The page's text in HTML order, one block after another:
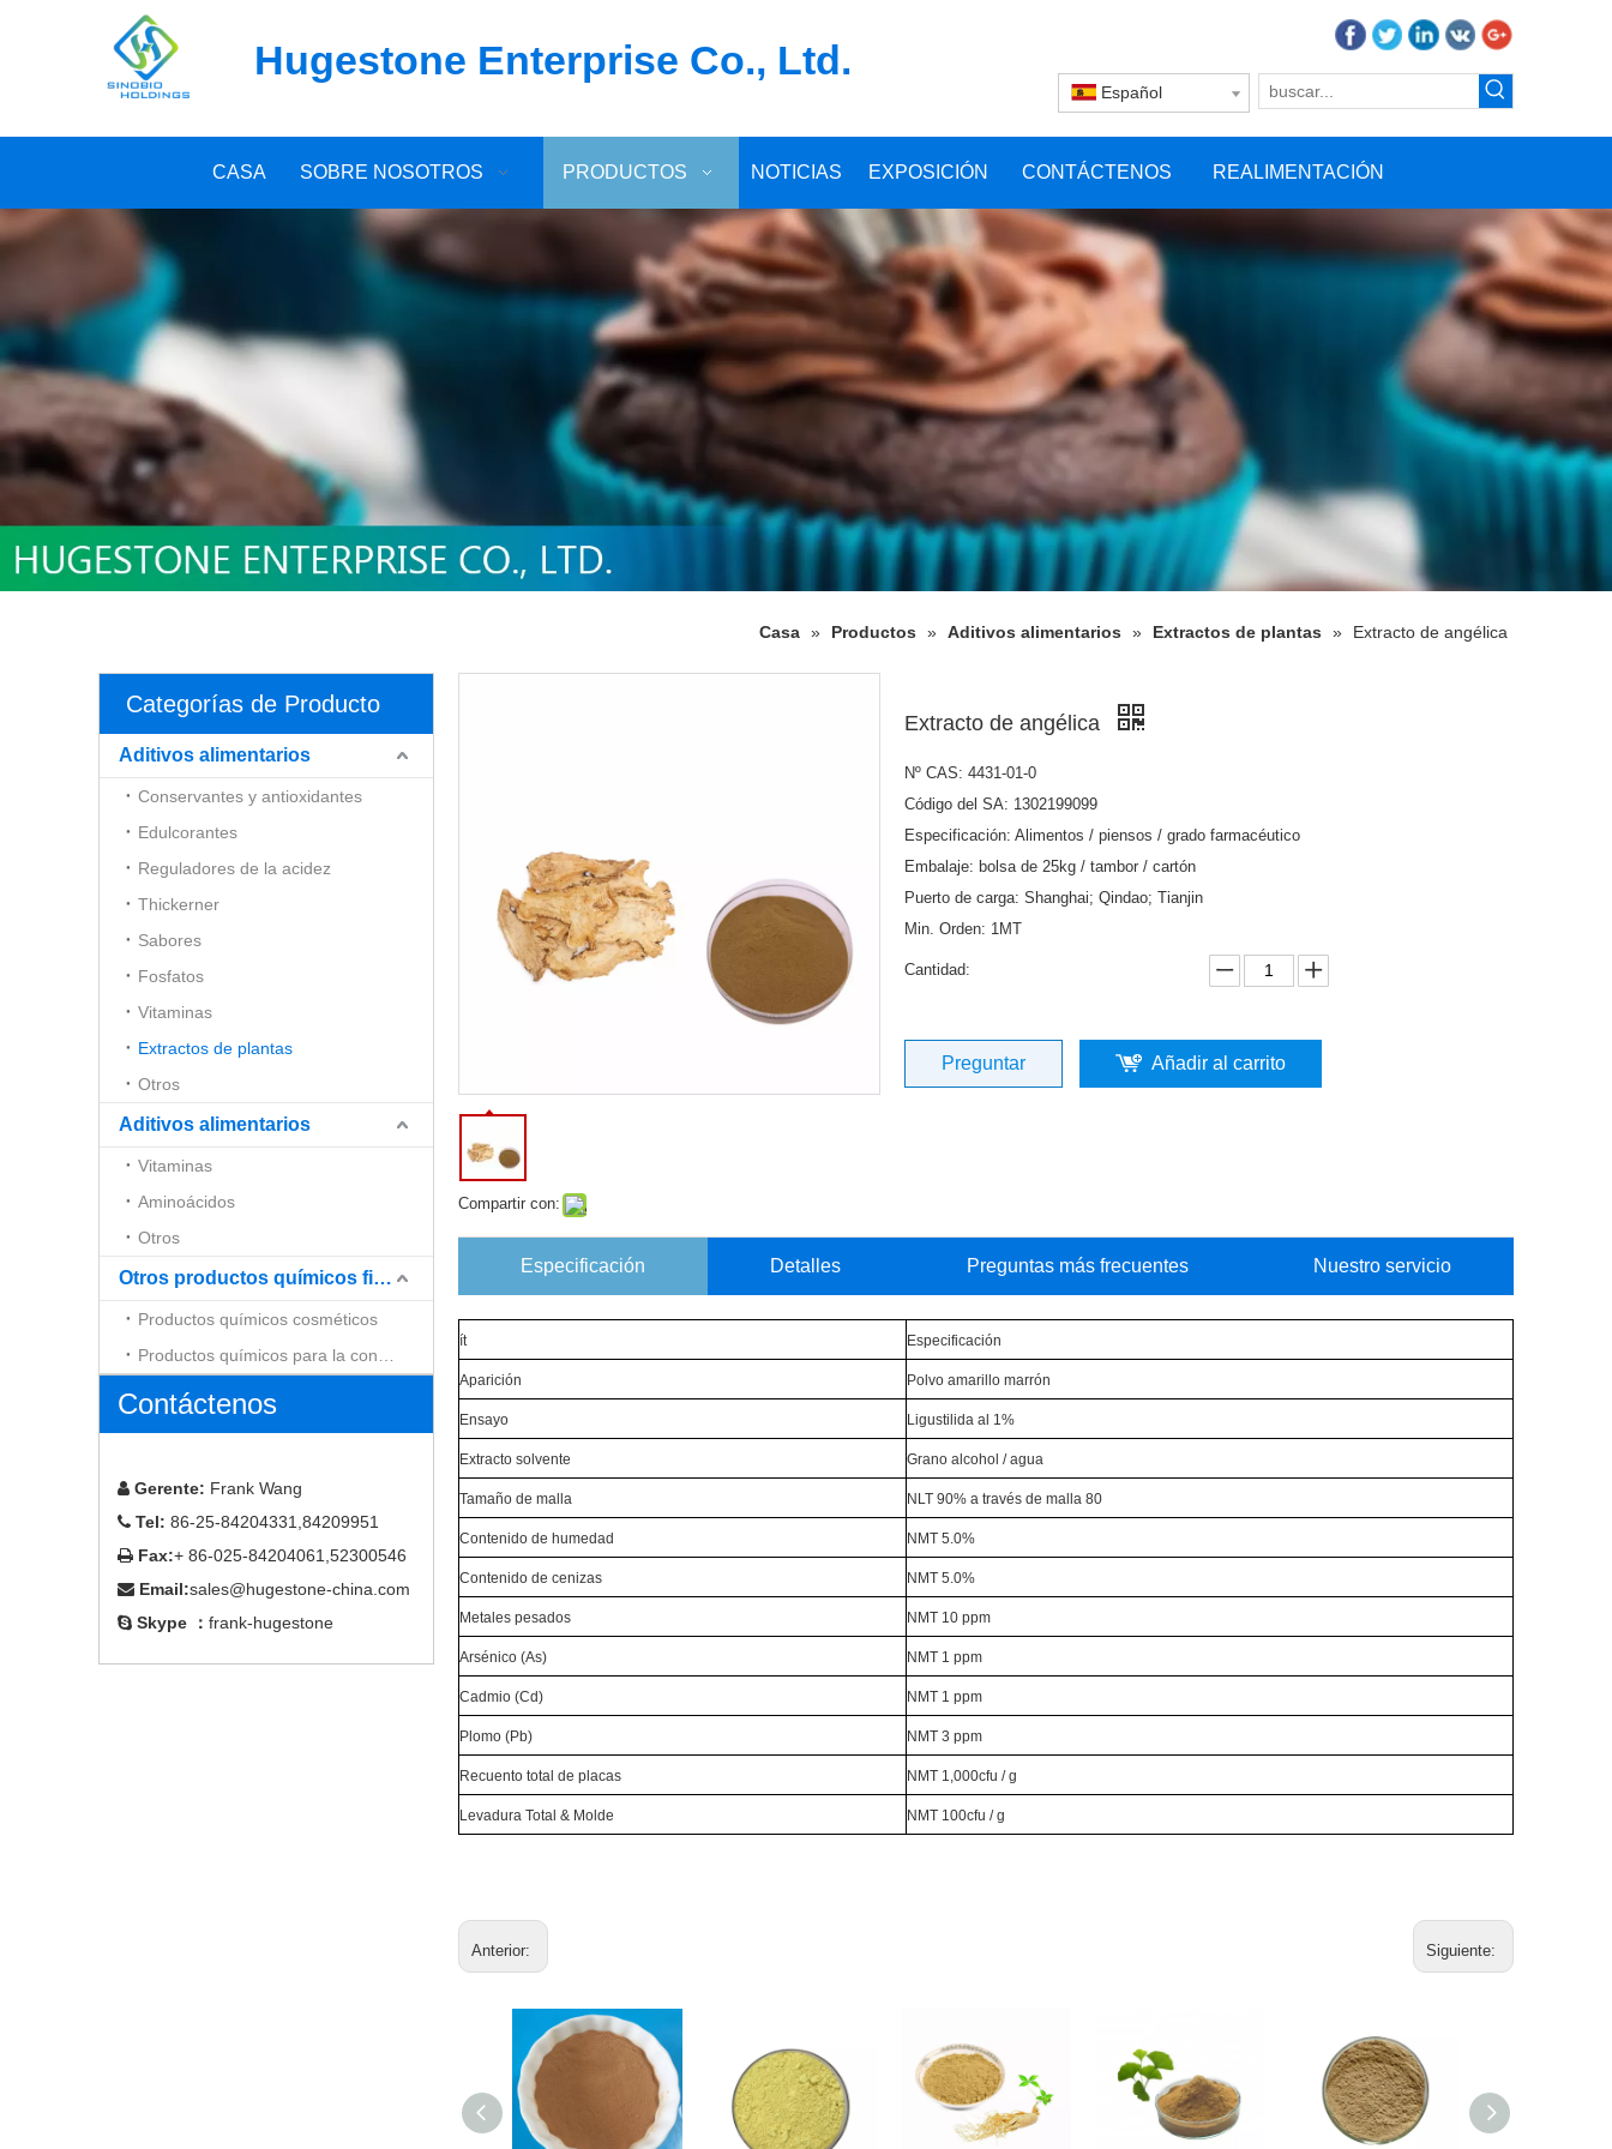
Hugestone Enterprise Co., Ltd.
Español
CASA SOBRE NOSOTROS PRODUCTOS NOTICIAS EXPOSICIÓN CONTÁCTENOS REALIMENTACIÓN
Casa » Productos » Aditivos alimentarios » Extractos de plantas » Extracto de angélica
Categorías de Producto
Aditivos alimentarios
Conservantes y antioxidantes
Edulcorantes
Reguladores de la acidez
Thickerner
Sabores
Fosfatos
Vitaminas
Extractos de plantas
Otros
Aditivos alimentarios
Vitaminas
Aminoácidos
Otros
Otros productos químicos finos
Productos químicos cosméticos
Contáctenos
 Gerente: Frank Wang
 Tel: 86-25-84204331,84209951
 Fax:+ 86-025-84204061,52300546
 Email:sales@hugestone-china.com
 Skype ： frank-hugestone
Compartir con:
Extracto de angélica
Nº CAS: 4431-01-0
Código del SA: 1302199099
Especificación: Alimentos / piensos / grado farmacéutico
Embalaje: bolsa de 25kg / tambor / cartón
Puerto de carga: Shanghai; Qindao; Tianjin
Min. Orden: 1MT
Cantidad:
Preguntar Añadir al carrito
Especificación Detalles Preguntas más frecuentes Nuestro servicio
ít Especificación
Aparición Polvo amarillo marrón
Ensayo Ligustilida al 1%
Extracto solvente Grano alcohol / agua
Tamaño de malla NLT 90% a través de malla 80
Contenido de humedad NMT 5.0%
Contenido de cenizas NMT 5.0%
Metales pesados NMT 10 ppm
Arsénico (As) NMT 1 ppm
Cadmio (Cd) NMT 1 ppm
Plomo (Pb) NMT 3 ppm
Recuento total de placas NMT 1,000cfu / g
Levadura Total & Molde NMT 100cfu / g
Anterior: Siguiente: